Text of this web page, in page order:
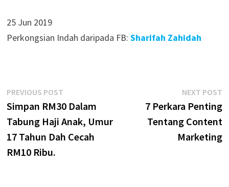
25 Jun 2019
Perkongsian Indah daripada FB: Sharifah Zahidah
Post
navigation
PREVIOUS POSTPrevious
post:
Simpan RM30 Dalam
Tabung Haji Anak, Umur
17 Tahun Dah Cecah
RM10 Ribu.
NEXT POST
7 Perkara Penting
Tentang Content
Marketing